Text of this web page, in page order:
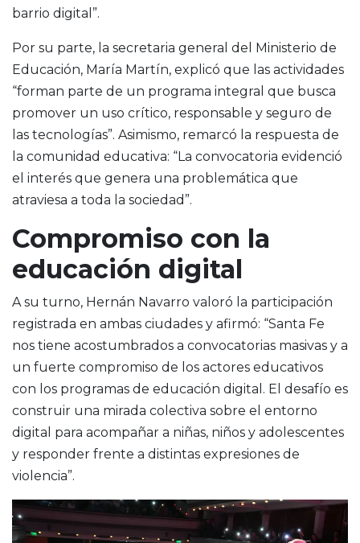
barrio digital”.
Por su parte, la secretaria general del Ministerio de
Educación, María Martín, explicó que las actividades
“forman parte de un programa integral que busca
promover un uso crítico, responsable y seguro de
las tecnologías”. Asimismo, remarcó la respuesta de
la comunidad educativa: “La convocatoria evidenció
el interés que genera una problemática que
atraviesa a toda la sociedad”.
Compromiso con la
educación digital
A su turno, Hernán Navarro valoró la participación
registrada en ambas ciudades y afirmó: “Santa Fe
nos tiene acostumbrados a convocatorias masivas y a
un fuerte compromiso de los actores educativos
con los programas de educación digital. El desafío es
construir una mirada colectiva sobre el entorno
digital para acompañar a niñas, niños y adolescentes
y responder frente a distintas expresiones de
violencia”.